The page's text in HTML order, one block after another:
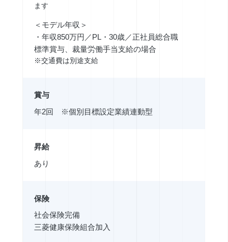
ます
＜モデル年収＞
・年収850万円／PL・30歳／正社員総合職
標準賞与、裁量労働手当支給の場合
※交通費は別途支給
賞与
年2回 ※個別目標設定業績連動型
昇給
あり
保険
社会保険完備
三菱健康保険組合加入